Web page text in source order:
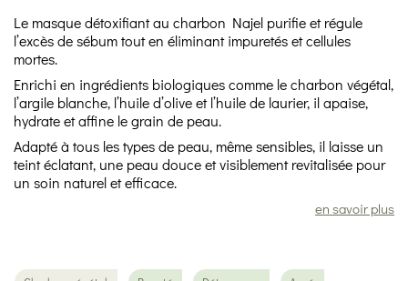
Le masque détoxifiant au charbon Najel purifie et régule
l’excès de sébum tout en éliminant impuretés et cellules
mortes.
Enrichi en ingrédients biologiques comme le charbon végétal,
l’argile blanche, l’huile d’olive et l’huile de laurier, il apaise,
hydrate et affine le grain de peau.
Adapté à tous les types de peau, même sensibles, il laisse un
teint éclatant, une peau douce et visiblement revitalisée pour
un soin naturel et efficace.
en savoir plus